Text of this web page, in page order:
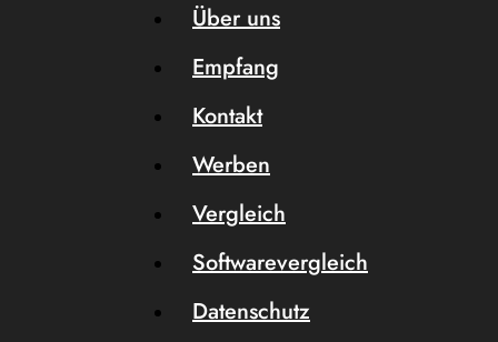
Über uns
Empfang
Kontakt
Werben
Vergleich
Softwarevergleich
Datenschutz